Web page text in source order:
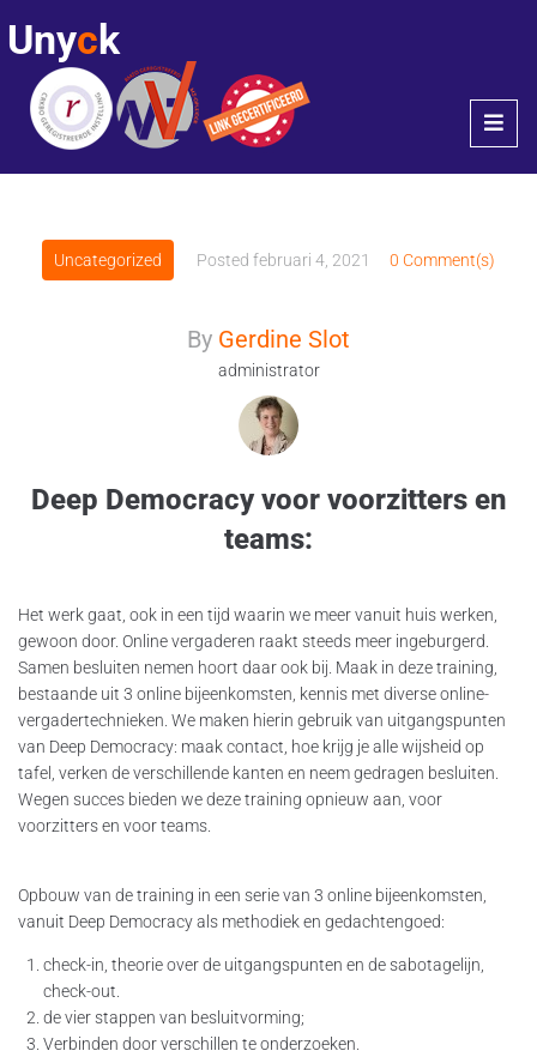
Unyck
Uncategorized Posted februari 4, 2021 0 Comment(s)
By Gerdine Slot
administrator
Deep Democracy voor voorzitters en
teams:
Het werk gaat, ook in een tijd waarin we meer vanuit huis werken,
gewoon door. Online vergaderen raakt steeds meer ingeburgerd.
Samen besluiten nemen hoort daar ook bij. Maak in deze training,
bestaande uit 3 online bijeenkomsten, kennis met diverse online-
vergadertechnieken. We maken hierin gebruik van uitgangspunten
van Deep Democracy: maak contact, hoe krijg je alle wijsheid op
tafel, verken de verschillende kanten en neem gedragen besluiten.
Wegen succes bieden we deze training opnieuw aan, voor
voorzitters en voor teams.
Opbouw van de training in een serie van 3 online bijeenkomsten,
vanuit Deep Democracy als methodiek en gedachtengoed:
check-in, theorie over de uitgangspunten en de sabotagelijn,
check-out.
de vier stappen van besluitvorming;
Verbinden door verschillen te onderzoeken.